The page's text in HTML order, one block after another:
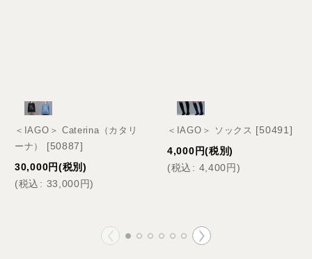
＜IAGO＞ Caterina（カタリ
ーナ）
[50887]
30,000円(税別)
(税込 : 33,000円)
＜IAGO＞ ソックス [50491 ]
4,000円(税別)
(税込 : 4,400円)